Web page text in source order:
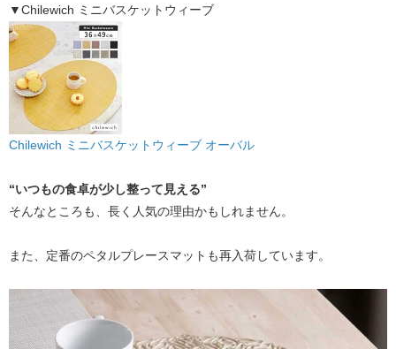
▼Chilewich ミニバスケットウィーブ
Chilewich ミニバスケットウィーブ オーバル
​“いつもの食卓が少し整って見える”
そんなところも、長く人気の理由かもしれません。
また、定番のペタルプレースマットも再入荷しています。